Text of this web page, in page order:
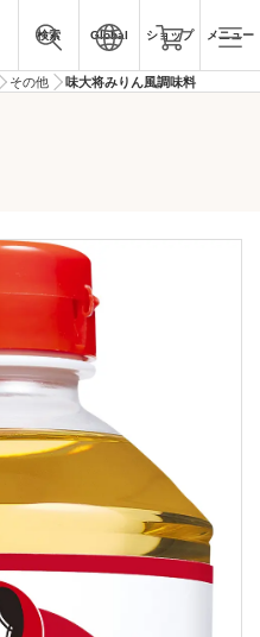
検索 Global ショップ メニュー
その他 味大将みりん風調味料